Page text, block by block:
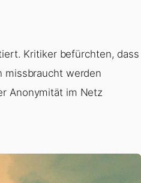
Kritiker befürchten, dass
missbraucht werden
Anonymität im Netz